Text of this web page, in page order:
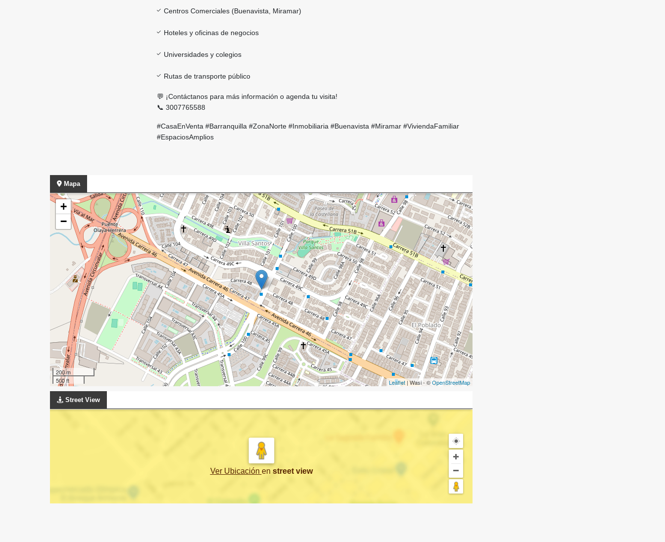
Centros Comerciales (Buenavista, Miramar)
Hoteles y oficinas de negocios
Universidades y colegios
Rutas de transporte público
💬 ¡Contáctanos para más información o agenda tu visita!
📞 3007765588
#CasaEnVenta #Barranquilla #ZonaNorte #Inmobiliaria #Buenavista #Miramar #ViviendaFamiliar
#EspaciosAmplios
Mapa
+
−
200 m
500 ft
Leaflet | Wasi - ©OpenStreetMap
Street View
Ver Ubicación en street view